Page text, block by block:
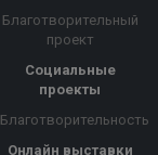
Благотворительный
проект
Социальные
проекты
Благотворительность
Онлайн выставки